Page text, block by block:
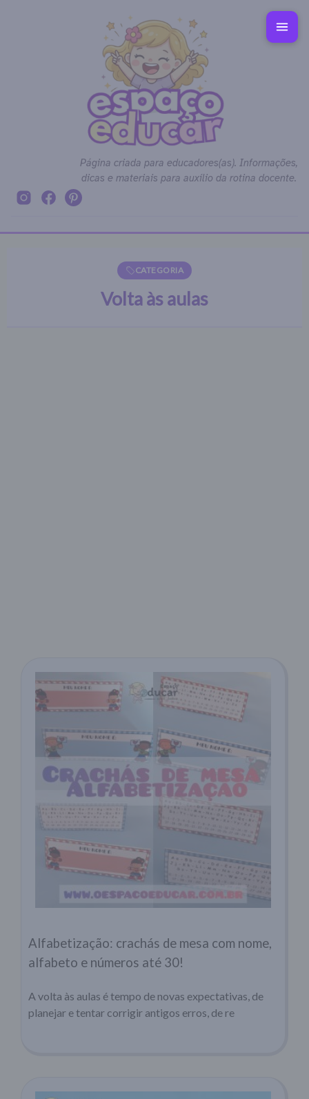
Página criada para educadores(as). Informações,
dicas e materiais para auxílio da rotina docente.
CATEGORIA
Volta às aulas
Alfabetização: crachás de mesa com nome,
alfabeto e números até 30!
A volta às aulas é tempo de novas expectativas, de
planejar e tentar corrigir antigos erros, de re